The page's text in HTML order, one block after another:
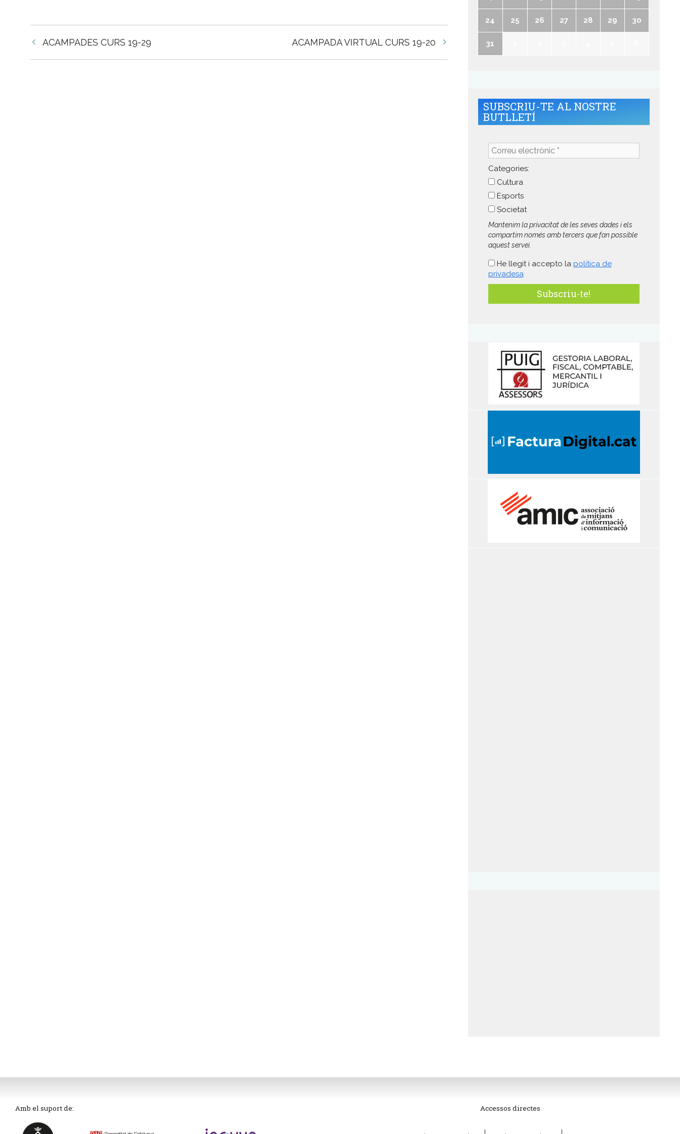
Navegació
ACAMPADES CURS 19-29 ACAMPADA VIRTUAL CURS 19-20
24 25 26 27 28 29 30
31
SUBSCRIU-TE AL NOSTRE
BUTLLETÍ
Correu
electrònic
*Categories:
Cultura
Esports
Societat
Mantenim la privacitat de les seves dades i els
compartim només amb tercers que fan possible
aquest servei.
He llegit i accepto la política de
privadesa
Amb el suport de: Accessos directes